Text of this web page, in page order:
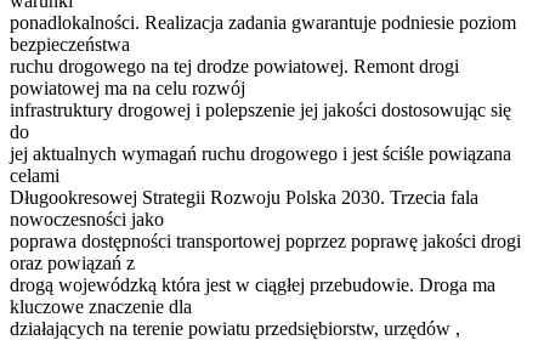
ponadlokalności. Realizacja zadania gwarantuje podniesie poziom
bezpieczeństwa
ruchu drogowego na tej drodze powiatowej. Remont drogi
powiatowej ma na celu rozwój
infrastruktury drogowej i polepszenie jej jakości dostosowując się
do
jej aktualnych wymagań ruchu drogowego i jest ściśle powiązana
celami
Długookresowej Strategii Rozwoju Polska 2030. Trzecia fala
nowoczesności jako
poprawa dostępności transportowej poprzez poprawę jakości drogi
oraz powiązań z
drogą wojewódzką która jest w ciągłej przebudowie. Droga ma
kluczowe znaczenie dla
działających na terenie powiatu przedsiębiorstw, urzędów ,